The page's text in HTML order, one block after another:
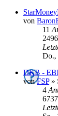
von
11
2496
Do.,
DKB -
vonFSP»
4
6737